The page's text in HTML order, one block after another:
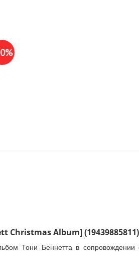
Christmas Album]
Тони Беннетта в